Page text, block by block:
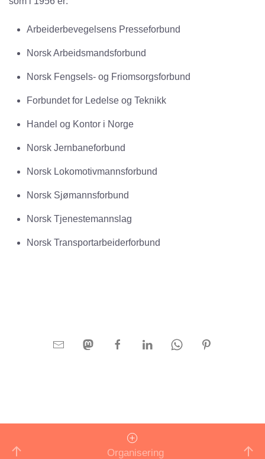
Arbeiderbevegelsens Presseforbund
Norsk Arbeidsmandsforbund
Norsk Fengsels- og Friomsorgsforbund
Forbundet for Ledelse og Teknikk
Handel og Kontor i Norge
Norsk Jernbaneforbund
Norsk Lokomotivmannsforbund
Norsk Sjømannsforbund
Norsk Tjenestemannslag
Norsk Transportarbeiderforbund
Organisering